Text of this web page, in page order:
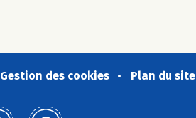
Gestion des cookies Plan du site